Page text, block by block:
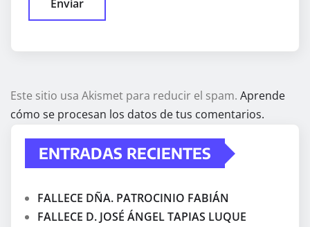
Este sitio usa Akismet para reducir el spam. Aprende
cómo se procesan los datos de tus comentarios.
ENTRADAS RECIENTES
FALLECE DÑA. PATROCINIO FABIÁN
FALLECE D. JOSÉ ÁNGEL TAPIAS LUQUE